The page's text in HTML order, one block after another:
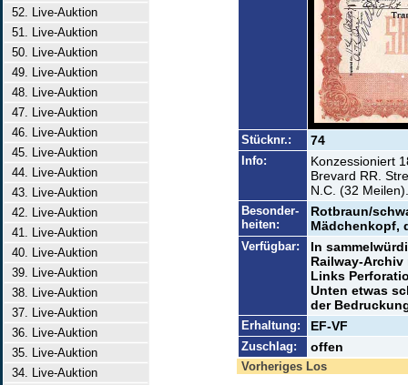
52. Live-Auktion
51. Live-Auktion
50. Live-Auktion
49. Live-Auktion
48. Live-Auktion
47. Live-Auktion
46. Live-Auktion
45. Live-Auktion
44. Live-Auktion
43. Live-Auktion
42. Live-Auktion
41. Live-Auktion
40. Live-Auktion
39. Live-Auktion
38. Live-Auktion
37. Live-Auktion
36. Live-Auktion
35. Live-Auktion
34. Live-Auktion
Stücknr.: 74
Info:
Konzessioniert
Brevard RR.
N.C. (32 Meilen).
Besonder-
heiten:
Rotbraun/
Mädchenkopf,
Verfügbar:
In
Railway-Archiv
Links
Unten etwas
der
Erhaltung: EF-VF
Zuschlag: offen
Vorheriges Los